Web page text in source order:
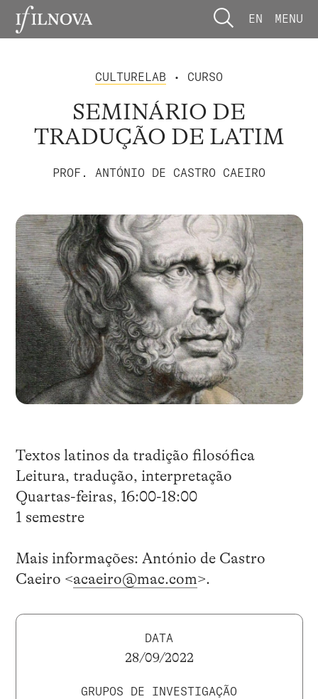
EN MENU
CULTURELAB • CURSO
SEMINÁRIO DE
TRADUÇÃO DE LATIM
PROF. ANTÓNIO DE CASTRO CAEIRO
Textos latinos da tradição filosófica
Leitura, tradução, interpretação
Quartas-feiras, 16:00-18:00
1 semestre
Mais informações: António de Castro
Caeiro <acaeiro@mac.com>.
DATA
28/09/2022
GRUPOS DE INVESTIGAÇÃO